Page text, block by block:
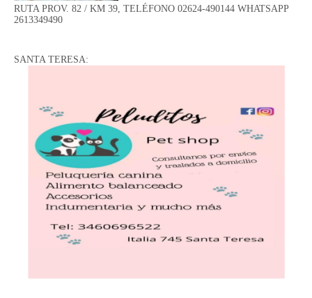
RUTA PROV. 82 / KM 39, TELÉFONO 02624-490144 WHATSAPP
2613349490
SANTA TERESA: